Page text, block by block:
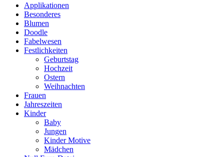
Applikationen
Besonderes
Blumen
Doodle
Fabelwesen
Festlichkeiten
Geburtstag
Hochzeit
Ostern
Weihnachten
Frauen
Jahreszeiten
Kinder
Baby
Jungen
Kinder Motive
Mädchen